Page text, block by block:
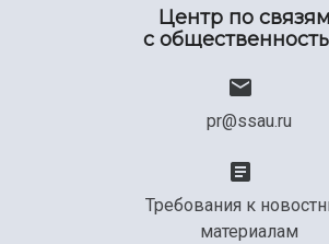
Центр по связям
с
pr@ssau.ru
Требования к
материалам